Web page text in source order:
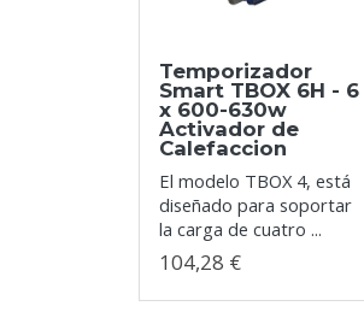
Temporizador
Smart TBOX 6H - 6
x 600-630w
Activador de
Calefaccion
El modelo TBOX 4, está
diseñado para soportar
la carga de cuatro ...
104,28 €